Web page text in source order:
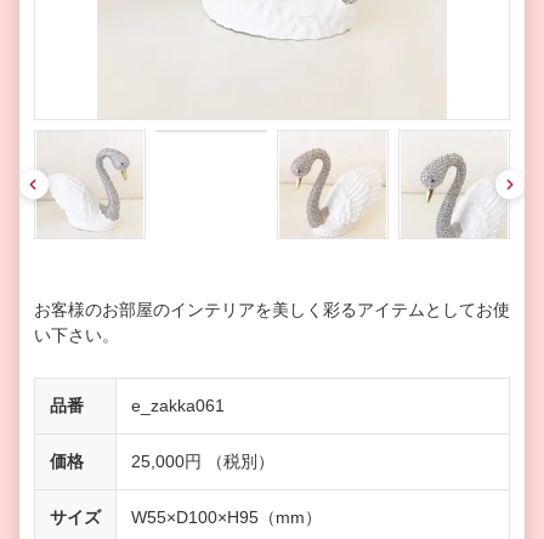
pre
v
nex
t
お客様のお部屋のインテリアを美しく彩るアイテムとしてお使
い下さい。
品番 e_zakka061
価格 25,000円 （税別）
サイズ W55×D100×H95（mm）